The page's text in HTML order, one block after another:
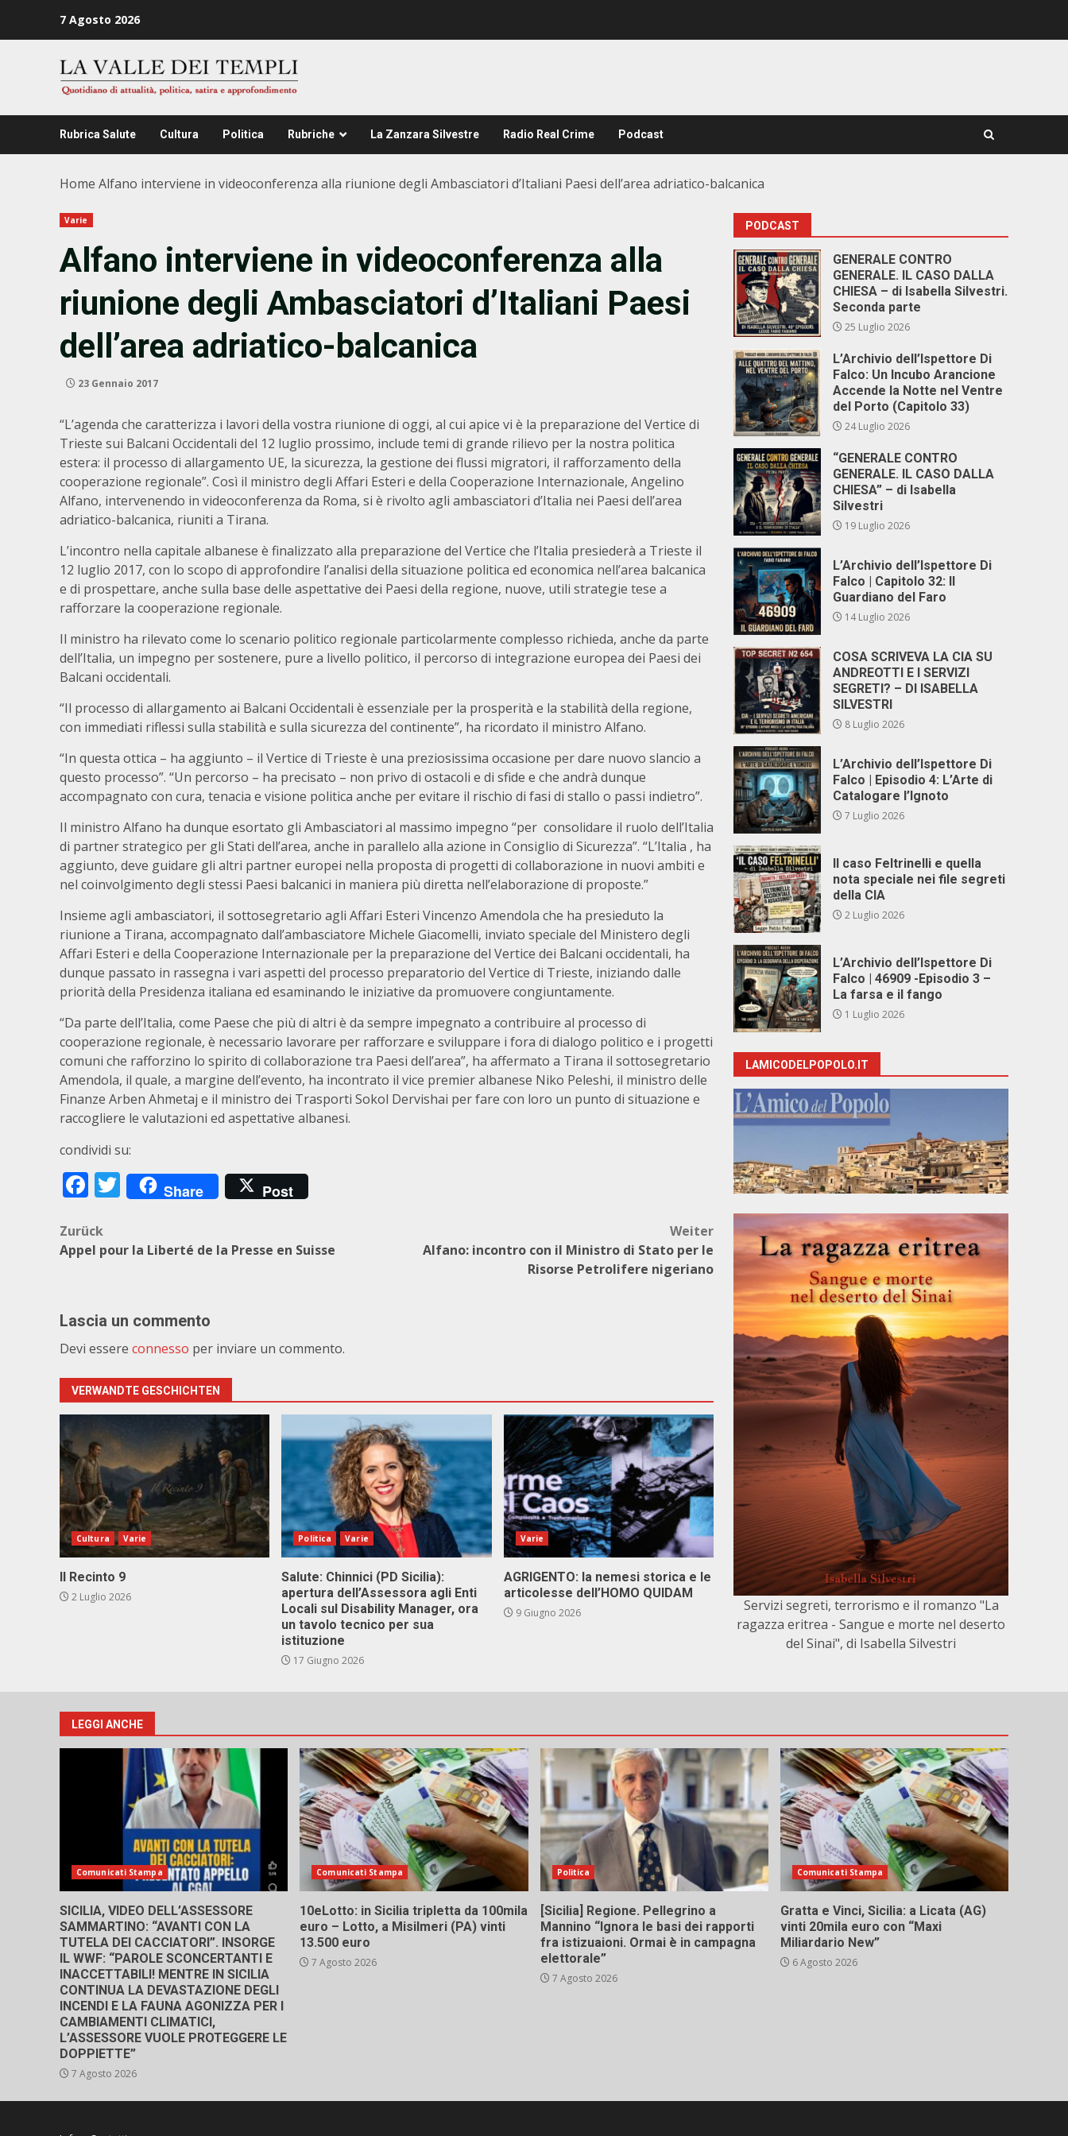
7 Agosto 2026
Rubrica Salute Cultura Politica Rubriche La Zanzara Silvestre Radio Real Crime Podcast
Home Alfano interviene in videoconferenza alla riunione degli Ambasciatori d’Italiani Paesi dell’area adriatico-balcanica
Varie
Alfano interviene in videoconferenza alla
riunione degli Ambasciatori d’Italiani Paesi
dell’area adriatico-balcanica
23 Gennaio 2017
“L’agenda che caratterizza i lavori della vostra riunione di oggi, al cui apice vi è la preparazione del Vertice di
Trieste sui Balcani Occidentali del 12 luglio prossimo, include temi di grande rilievo per la nostra politica
estera: il processo di allargamento UE, la sicurezza, la gestione dei flussi migratori, il rafforzamento della
cooperazione regionale”. Così il ministro degli Affari Esteri e della Cooperazione Internazionale, Angelino
Alfano, intervenendo in videoconferenza da Roma, si è rivolto agli ambasciatori d’Italia nei Paesi dell’area
adriatico-balcanica, riuniti a Tirana.
L’incontro nella capitale albanese è finalizzato alla preparazione del Vertice che l’Italia presiederà a Trieste il
12 luglio 2017, con lo scopo di approfondire l’analisi della situazione politica ed economica nell’area balcanica
e di prospettare, anche sulla base delle aspettative dei Paesi della regione, nuove, utili strategie tese a
rafforzare la cooperazione regionale.
Il ministro ha rilevato come lo scenario politico regionale particolarmente complesso richieda, anche da parte
dell’Italia, un impegno per sostenere, pure a livello politico, il percorso di integrazione europea dei Paesi dei
Balcani occidentali.
“Il processo di allargamento ai Balcani Occidentali è essenziale per la prosperità e la stabilità della regione,
con immediati riflessi sulla stabilità e sulla sicurezza del continente”, ha ricordato il ministro Alfano.
“In questa ottica – ha aggiunto – il Vertice di Trieste è una preziosissima occasione per dare nuovo slancio a
questo processo”. “Un percorso – ha precisato – non privo di ostacoli e di sfide e che andrà dunque
accompagnato con cura, tenacia e visione politica anche per evitare il rischio di fasi di stallo o passi indietro”.
Il ministro Alfano ha dunque esortato gli Ambasciatori al massimo impegno “per consolidare il ruolo dell’Italia
di partner strategico per gli Stati dell’area, anche in parallelo alla azione in Consiglio di Sicurezza”. “L’Italia , ha
aggiunto, deve guidare gli altri partner europei nella proposta di progetti di collaborazione in nuovi ambiti e
nel coinvolgimento degli stessi Paesi balcanici in maniera più diretta nell’elaborazione di proposte.”
Insieme agli ambasciatori, il sottosegretario agli Affari Esteri Vincenzo Amendola che ha presieduto la
riunione a Tirana, accompagnato dall’ambasciatore Michele Giacomelli, inviato speciale del Ministero degli
Affari Esteri e della Cooperazione Internazionale per la preparazione del Vertice dei Balcani occidentali, ha
dunque passato in rassegna i vari aspetti del processo preparatorio del Vertice di Trieste, iniziando dalle
priorità della Presidenza italiana ed esaminando le iniziative da promuovere congiuntamente.
“Da parte dell’Italia, come Paese che più di altri è da sempre impegnato a contribuire al processo di
cooperazione regionale, è necessario lavorare per rafforzare e sviluppare i fora di dialogo politico e i progetti
comuni che rafforzino lo spirito di collaborazione tra Paesi dell’area”, ha affermato a Tirana il sottosegretario
Amendola, il quale, a margine dell’evento, ha incontrato il vice premier albanese Niko Peleshi, il ministro delle
Finanze Arben Ahmetaj e il ministro dei Trasporti Sokol Dervishai per fare con loro un punto di situazione e
raccogliere le valutazioni ed aspettative albanesi.
condividi su:
Facebook
Twitter
Share Post
Beitragsnavigation
Zurück
Appel pour la Liberté de la Presse en Suisse
Weiter
Alfano: incontro con il Ministro di Stato per le
Risorse Petrolifere nigeriano
Lascia un commento
Devi essere connesso per inviare un commento.
VERWANDTE GESCHICHTEN
Cultura Varie
Il Recinto 9
2 Luglio 2026
Politica Varie
Salute: Chinnici (PD Sicilia):
apertura dell’Assessora agli Enti
Locali sul Disability Manager, ora
un tavolo tecnico per sua
istituzione
17 Giugno 2026
Varie
AGRIGENTO: la nemesi storica e le
articolesse dell’HOMO QUIDAM
9 Giugno 2026
PODCAST
GENERALE CONTRO
GENERALE. IL CASO DALLA
CHIESA – di Isabella Silvestri.
Seconda parte
25 Luglio 2026
L’Archivio dell’Ispettore Di
Falco: Un Incubo Arancione
Accende la Notte nel Ventre
del Porto (Capitolo 33)
24 Luglio 2026
“GENERALE CONTRO
GENERALE. IL CASO DALLA
CHIESA” – di Isabella
Silvestri
19 Luglio 2026
L’Archivio dell’Ispettore Di
Falco | Capitolo 32: Il
Guardiano del Faro
14 Luglio 2026
COSA SCRIVEVA LA CIA SU
ANDREOTTI E I SERVIZI
SEGRETI? – DI ISABELLA
SILVESTRI
8 Luglio 2026
L’Archivio dell’Ispettore Di
Falco | Episodio 4: L’Arte di
Catalogare l’Ignoto
7 Luglio 2026
Il caso Feltrinelli e quella
nota speciale nei file segreti
della CIA
2 Luglio 2026
L’Archivio dell’Ispettore Di
Falco | 46909 -Episodio 3 –
La farsa e il fango
1 Luglio 2026
LAMICODELPOPOLO.IT
Servizi segreti, terrorismo e il romanzo "La
ragazza eritrea - Sangue e morte nel deserto
del Sinai", di Isabella Silvestri
LEGGI ANCHE
Comunicati Stampa
SICILIA, VIDEO DELL’ASSESSORE
SAMMARTINO: “AVANTI CON LA
TUTELA DEI CACCIATORI”. INSORGE
IL WWF: “PAROLE SCONCERTANTI E
INACCETTABILI! MENTRE IN SICILIA
CONTINUA LA DEVASTAZIONE DEGLI
INCENDI E LA FAUNA AGONIZZA PER I
CAMBIAMENTI CLIMATICI,
L’ASSESSORE VUOLE PROTEGGERE LE
DOPPIETTE”
7 Agosto 2026
Comunicati Stampa
10eLotto: in Sicilia tripletta da 100mila
euro – Lotto, a Misilmeri (PA) vinti
13.500 euro
7 Agosto 2026
Politica
[Sicilia] Regione. Pellegrino a
Mannino “Ignora le basi dei rapporti
fra istizuaioni. Ormai è in campagna
elettorale”
7 Agosto 2026
Comunicati Stampa
Gratta e Vinci, Sicilia: a Licata (AG)
vinti 20mila euro con “Maxi
Miliardario New”
6 Agosto 2026